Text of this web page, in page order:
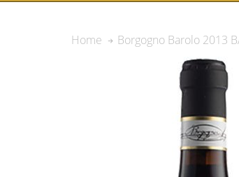
Home Borgogno Barolo 2013